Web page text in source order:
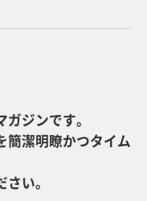
ジンです。
簡潔明瞭かつタイム
い。